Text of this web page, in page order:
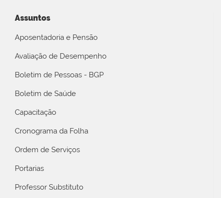
Assuntos
Aposentadoria e Pensão
Avaliação de Desempenho
Boletim de Pessoas - BGP
Boletim de Saúde
Capacitação
Cronograma da Folha
Ordem de Serviços
Portarias
Professor Substituto